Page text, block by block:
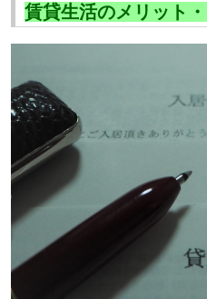
賃貸生活のメリット